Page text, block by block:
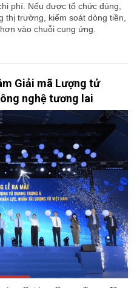
phí. Nếu được tổ chức đúng,
thị trường, kiểm soát dòng tiền,
vào chuỗi cung ứng.
Giải mã Lượng tử
nghệ tương lai